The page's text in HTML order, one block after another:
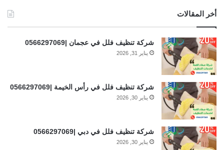
أخر المقالات
شركة تنظيف فلل في عجمان |0566297069
يناير 31, 2026
شركة تنظيف فلل في رأس الخيمة |0566297069
يناير 30, 2026
شركة تنظيف فلل في دبي |0566297069
يناير 30, 2026